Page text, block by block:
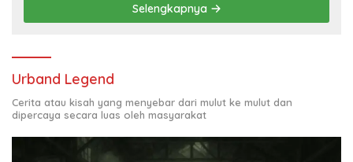
Selengkapnya
Urband Legend
Cerita atau kisah yang menyebar dari mulut ke mulut dan
dipercaya secara luas oleh masyarakat